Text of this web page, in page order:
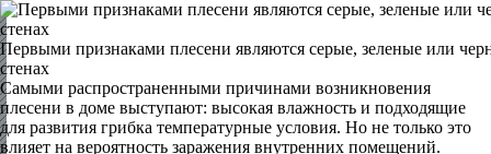
Первыми признаками плесени являются серые, зеленые или
стенах
Самыми распространенными причинами возникновения
плесени в доме выступают: высокая влажность и подходящие
для развития грибка температурные условия. Но не только это
влияет на вероятность заражения внутренних помещений.